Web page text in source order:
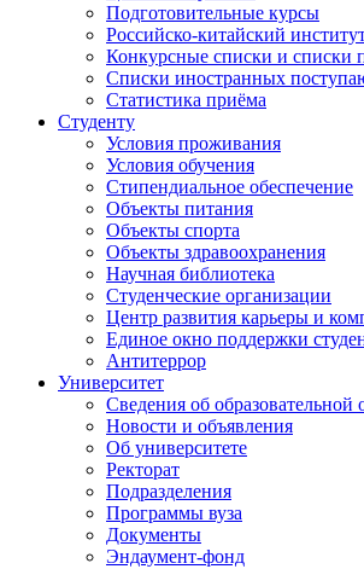
Подготовительные курсы
Российско-китайский
Конкурсные списки и списки
Списки иностранных
Статистика приёма
Студенту
Условия проживания
Условия обучения
Стипендиальное обеспечение
Объекты питания
Объекты спорта
Объекты здравоохранения
Научная библиотека
Студенческие организации
Центр развития карьеры и
Единое окно поддержки
Антитеррор
Университет
Сведения об образовательной
Новости и объявления
Об университете
Ректорат
Подразделения
Программы вуза
Документы
Эндаумент-фонд